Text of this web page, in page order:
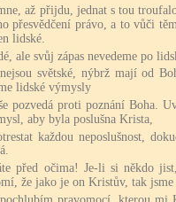
až přijdu, jednat s tou
přesvědčení právo, a to vůči
lidské.
ale svůj zápas nevedeme po
světské, nýbrž mají od
lidské výmysly
pozvedá proti poznání Boha.
aby byla poslušna Krista,
každou neposlušnost,
před očima! Je-li si někdo
že jako je on Kristův, tak